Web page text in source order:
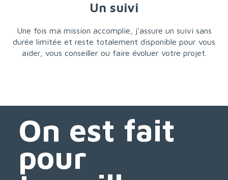
Un suivi
Une fois ma mission accomplie, j’assure un suivi sans
durée limitée et reste totalement disponible pour vous
aider, vous conseiller ou faire évoluer votre projet.
On est fait
pour